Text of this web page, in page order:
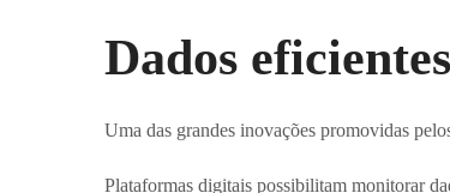
Dados
Uma das grandes inovações promovidas
Plataformas digitais possibilitam monitorar